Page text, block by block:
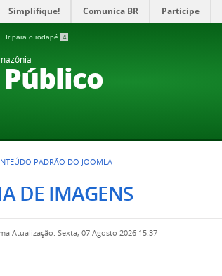
Simplifique! Comunica BR Participe
Ir para o rodapé 4
PADRÃO DO JOOMLA
DE IMAGENS
Atualização: Sexta, 07 Agosto 2026 15:37